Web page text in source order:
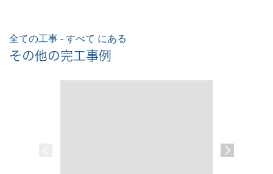
全ての工事 - すべて にある
その他の完工事例